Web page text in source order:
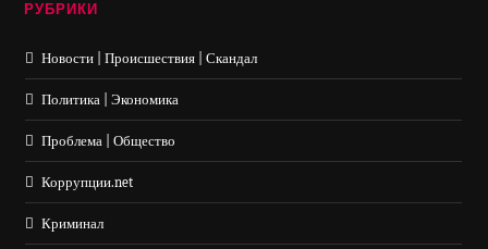
РУБРИКИ
Новости | Происшествия | Скандал
Политика | Экономика
Проблема | Общество
Коррупции.net
Криминал